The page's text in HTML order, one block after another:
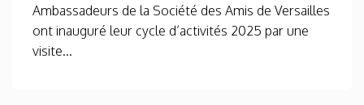
Ambassadeurs de la Société des Amis de Versailles
ont inauguré leur cycle d’activités 2025 par une
visite...